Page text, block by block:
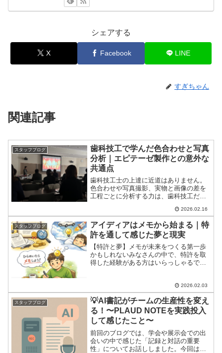
シェアする
X Facebook LINE
すぎちゃん
関連記事
スタッフブログ
歯科技工で学んだ色合わせと写真
分析｜エピテーゼ製作との意外な
共通点
歯科技工士の上達に近道はありません。
色合わせや写真撮影、実物と画像の差を
工程ごとに分析する力は、歯科技工だけ
ツコツ続けることの本当の意味を現場目
線で綴ります。
2026.02.16
スタッフブログ
アイディアはメモから始まる｜特
許を通して感じた夢と現実
【特許と夢】メモが未来をつくる第一歩
かもしれないみなさんの中で、特許を取
得した経験がある方はいらっしゃるでし
という世界の奥深さとそこに込められた
人の想いや時間について考...
2026.02.03
スタッフブログ
💡AI書記がチームの生産性を変え
る！〜PLAUD NOTEを実践投入
して感じたこと〜
前回のブログでは、学会や展示会での出
会いの中で感じた「記録と対話の重要
性」についてお話ししました。今回は、